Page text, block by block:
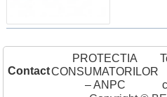
Contact
PROTECTIA
CONSUMATORILOR
– ANPC